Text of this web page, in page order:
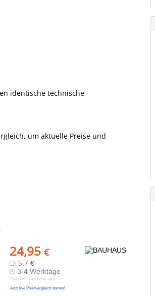
identische technische
um aktuelle Preise und
24,95 €
5.7 €
3-4 Werktage
Preis kann jetzt höher sein
Jetzt live Preisvergleich starten!